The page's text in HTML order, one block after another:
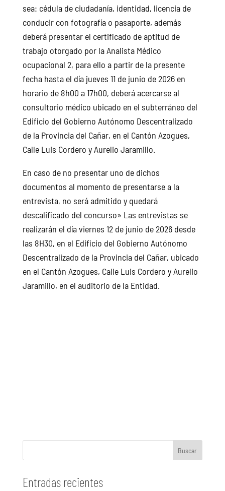
sea: cédula de ciudadanía, identidad, licencia de
conducir con fotografía o pasaporte, además
deberá presentar el certificado de aptitud de
trabajo otorgado por la Analista Médico
ocupacional 2, para ello a partir de la presente
fecha hasta el día jueves 11 de junio de 2026 en
horario de 8h00 a 17h00, deberá acercarse al
consultorio médico ubicado en el subterráneo del
Edificio del Gobierno Autónomo Descentralizado
de la Provincia del Cañar, en el Cantón Azogues,
Calle Luis Cordero y Aurelio Jaramillo.
En caso de no presentar uno de dichos
documentos al momento de presentarse a la
entrevista, no será admitido y quedará
descalificado del concurso» Las entrevistas se
realizarán el día viernes 12 de junio de 2026 desde
las 8H30, en el Edificio del Gobierno Autónomo
Descentralizado de la Provincia del Cañar, ubicado
en el Cantón Azogues, Calle Luis Cordero y Aurelio
Jaramillo, en el auditorio de la Entidad.
Buscar
Entradas recientes